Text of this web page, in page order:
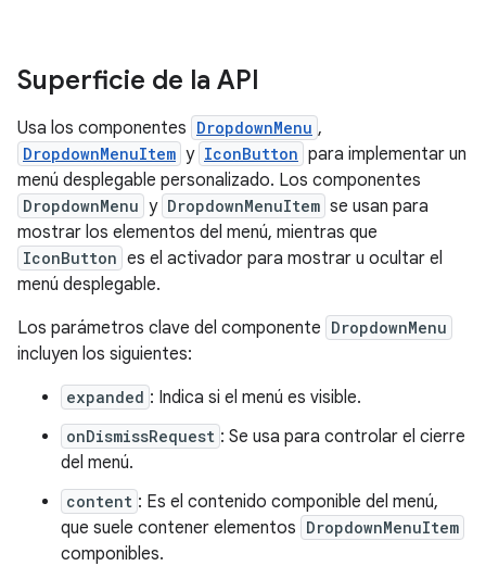
Superficie de la API
Usa los componentes DropdownMenu ,
DropdownMenuItem y IconButton para implementar un
menú desplegable personalizado. Los componentes
DropdownMenu y DropdownMenuItem se usan para
mostrar los elementos del menú, mientras que
IconButton es el activador para mostrar u ocultar el
menú desplegable.
Los parámetros clave del componente DropdownMenu
incluyen los siguientes:
expanded : Indica si el menú es visible.
onDismissRequest : Se usa para controlar el cierre
del menú.
content : Es el contenido componible del menú,
que suele contener elementos DropdownMenuItem
componibles.